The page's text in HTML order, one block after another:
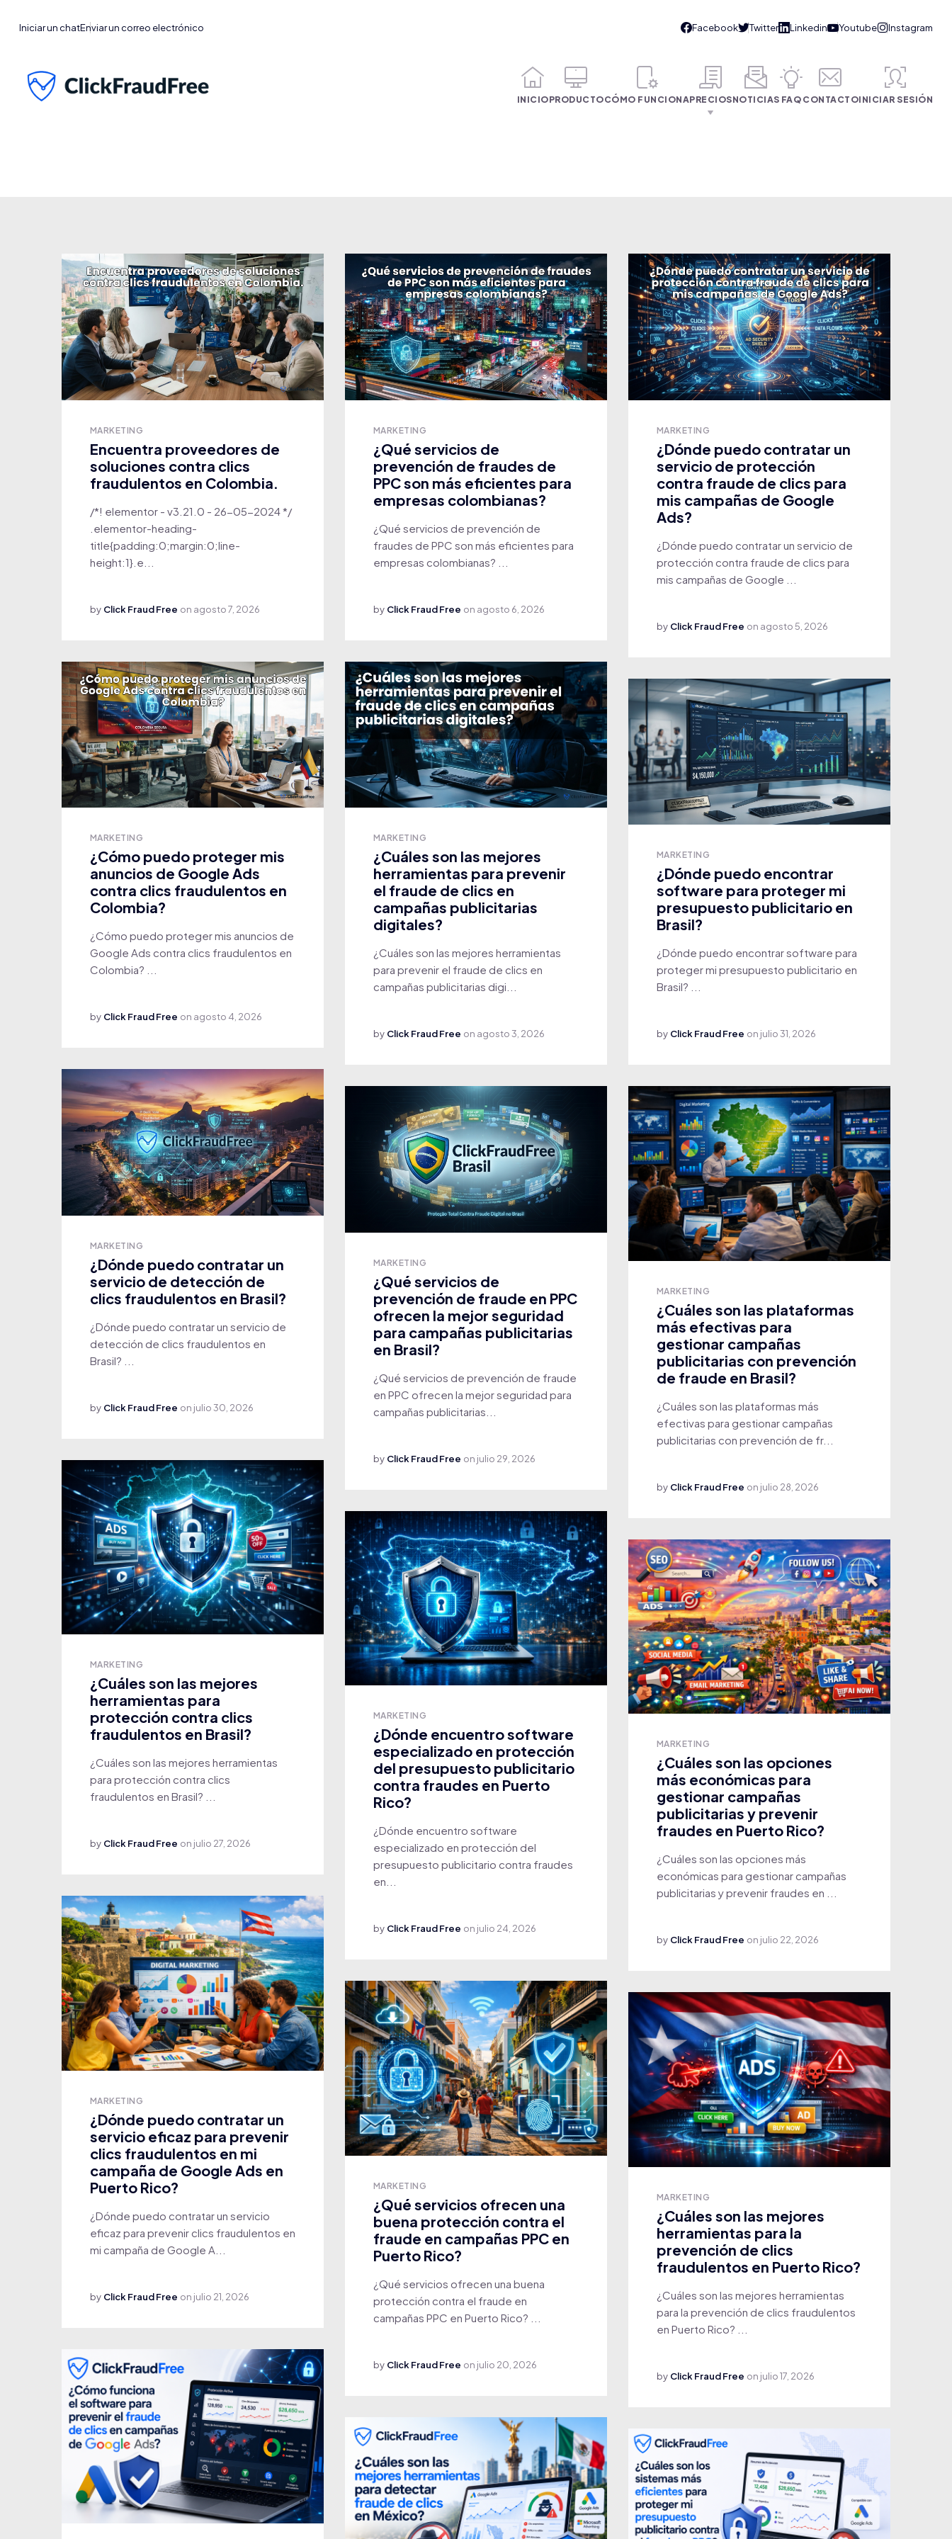
Iniciar un chatEnviar un correo electrónico
INICIOPRODUCTOCÓMO FUNCIONAPRECIOSNOTICIAS FAQ CONTACTOINICIAR SESIÓN
MARKETING
Encuentra proveedores de
soluciones contra clics
fraudulentos en Colombia.
/*! elementor - v3.21.0 - 26-05-2024 */
.elementor-heading-
title{padding:0;margin:0;line-
height:1}.e...
by Click Fraud Free on agosto 7, 2026
MARKETING
¿Qué servicios de
prevención de fraudes de
PPC son más eficientes para
empresas colombianas?
¿Qué servicios de prevención de
fraudes de PPC son más eficientes para
empresas colombianas? ...
by Click Fraud Free on agosto 6, 2026
MARKETING
¿Dónde puedo contratar un
servicio de protección
contra fraude de clics para
mis campañas de Google
Ads?
¿Dónde puedo contratar un servicio de
protección contra fraude de clics para
mis campañas de Google ...
by Click Fraud Free on agosto 5, 2026
MARKETING
¿Cómo puedo proteger mis
anuncios de Google Ads
contra clics fraudulentos en
Colombia?
¿Cómo puedo proteger mis anuncios de
Google Ads contra clics fraudulentos en
Colombia? ...
by Click Fraud Free on agosto 4, 2026
MARKETING
¿Cuáles son las mejores
herramientas para prevenir
el fraude de clics en
campañas publicitarias
digitales?
¿Cuáles son las mejores herramientas
para prevenir el fraude de clics en
campañas publicitarias digi...
by Click Fraud Free on agosto 3, 2026
MARKETING
¿Dónde puedo encontrar
software para proteger mi
presupuesto publicitario en
Brasil?
¿Dónde puedo encontrar software para
proteger mi presupuesto publicitario en
Brasil? ...
by Click Fraud Free on julio 31, 2026
MARKETING
¿Dónde puedo contratar un
servicio de detección de
clics fraudulentos en Brasil?
¿Dónde puedo contratar un servicio de
detección de clics fraudulentos en
Brasil? ...
by Click Fraud Free on julio 30, 2026
MARKETING
¿Qué servicios de
prevención de fraude en PPC
ofrecen la mejor seguridad
para campañas publicitarias
en Brasil?
¿Qué servicios de prevención de fraude
en PPC ofrecen la mejor seguridad para
campañas publicitarias...
by Click Fraud Free on julio 29, 2026
MARKETING
¿Cuáles son las plataformas
más efectivas para
gestionar campañas
publicitarias con prevención
de fraude en Brasil?
¿Cuáles son las plataformas más
efectivas para gestionar campañas
publicitarias con prevención de fr...
by Click Fraud Free on julio 28, 2026
MARKETING
¿Cuáles son las mejores
herramientas para
protección contra clics
fraudulentos en Brasil?
¿Cuáles son las mejores herramientas
para protección contra clics
fraudulentos en Brasil? ...
by Click Fraud Free on julio 27, 2026
MARKETING
¿Dónde encuentro software
especializado en protección
del presupuesto publicitario
contra fraudes en Puerto
Rico?
¿Dónde encuentro software
especializado en protección del
presupuesto publicitario contra fraudes
en...
by Click Fraud Free on julio 24, 2026
MARKETING
¿Cuáles son las opciones
más económicas para
gestionar campañas
publicitarias y prevenir
fraudes en Puerto Rico?
¿Cuáles son las opciones más
económicas para gestionar campañas
publicitarias y prevenir fraudes en ...
by Click Fraud Free on julio 22, 2026
MARKETING
¿Dónde puedo contratar un
servicio eficaz para prevenir
clics fraudulentos en mi
campaña de Google Ads en
Puerto Rico?
¿Dónde puedo contratar un servicio
eficaz para prevenir clics fraudulentos en
mi campaña de Google A...
by Click Fraud Free on julio 21, 2026
MARKETING
¿Qué servicios ofrecen una
buena protección contra el
fraude en campañas PPC en
Puerto Rico?
¿Qué servicios ofrecen una buena
protección contra el fraude en
campañas PPC en Puerto Rico? ...
by Click Fraud Free on julio 20, 2026
MARKETING
¿Cuáles son las mejores
herramientas para la
prevención de clics
fraudulentos en Puerto Rico?
¿Cuáles son las mejores herramientas
para la prevención de clics fraudulentos
en Puerto Rico? ...
by Click Fraud Free on julio 17, 2026